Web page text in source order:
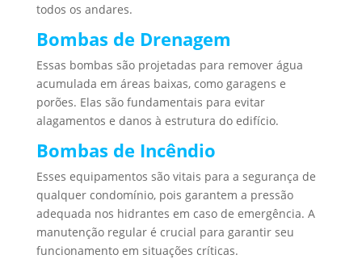
todos os andares.
Bombas de Drenagem
Essas bombas são projetadas para remover água
acumulada em áreas baixas, como garagens e
porões. Elas são fundamentais para evitar
alagamentos e danos à estrutura do edifício.
Bombas de Incêndio
Esses equipamentos são vitais para a segurança de
qualquer condomínio, pois garantem a pressão
adequada nos hidrantes em caso de emergência. A
manutenção regular é crucial para garantir seu
funcionamento em situações críticas.